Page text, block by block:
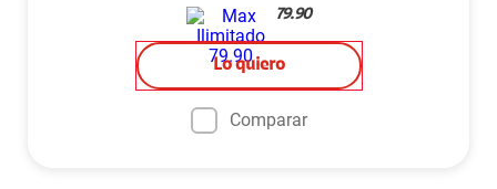
79.90
Lo quiero
Comparar